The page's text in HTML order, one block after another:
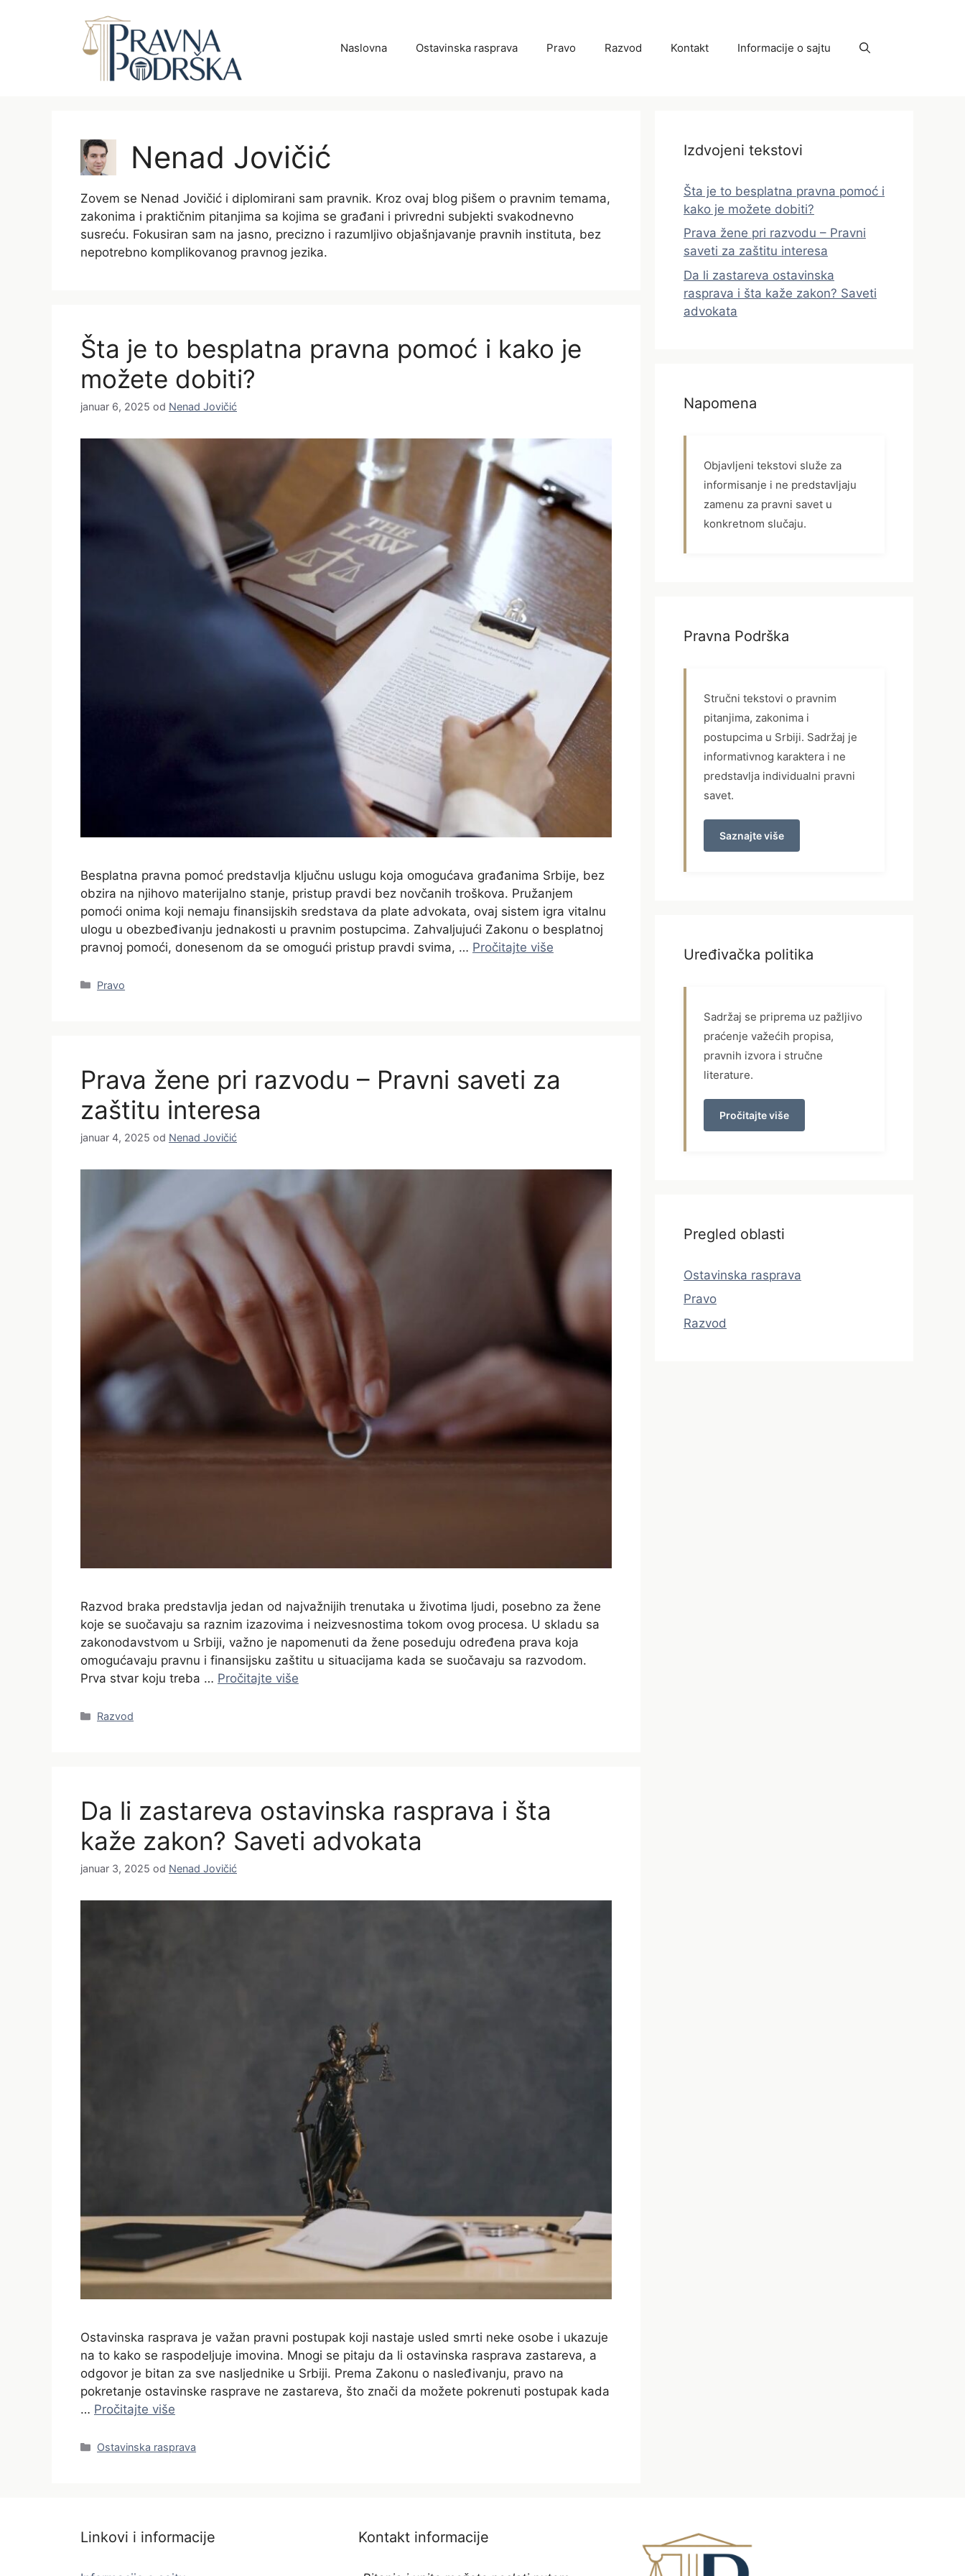
Naslovna Ostavinska rasprava Pravo Razvod Kontakt Informacije o sajtu
Nenad Jovičić
Zovem se Nenad Jovičić i diplomirani sam pravnik. Kroz ovaj blog pišem o pravnim temama,
zakonima i praktičnim pitanjima sa kojima se građani i privredni subjekti svakodnevno
susreću. Fokusiran sam na jasno, precizno i razumljivo objašnjavanje pravnih instituta, bez
nepotrebno komplikovanog pravnog jezika.
Šta je to besplatna pravna pomoć i kako je
možete dobiti?
januar 6, 2025 od Nenad Jovičić
Besplatna pravna pomoć predstavlja ključnu uslugu koja omogućava građanima Srbije, bez
obzira na njihovo materijalno stanje, pristup pravdi bez novčanih troškova. Pružanjem
pomoći onima koji nemaju finansijskih sredstava da plate advokata, ovaj sistem igra vitalnu
ulogu u obezbeđivanju jednakosti u pravnim postupcima. Zahvaljujući Zakonu o besplatnoj
pravnoj pomoći, donesenom da se omogući pristup pravdi svima, … Pročitajte više
Categories
Pravo
Prava žene pri razvodu – Pravni saveti za
zaštitu interesa
januar 4, 2025 od Nenad Jovičić
Razvod braka predstavlja jedan od najvažnijih trenutaka u životima ljudi, posebno za žene
koje se suočavaju sa raznim izazovima i neizvesnostima tokom ovog procesa. U skladu sa
zakonodavstvom u Srbiji, važno je napomenuti da žene poseduju određena prava koja
omogućavaju pravnu i finansijsku zaštitu u situacijama kada se suočavaju sa razvodom.
Prva stvar koju treba … Pročitajte više
Categories
Razvod
Da li zastareva ostavinska rasprava i šta
kaže zakon? Saveti advokata
januar 3, 2025 od Nenad Jovičić
Ostavinska rasprava je važan pravni postupak koji nastaje usled smrti neke osobe i ukazuje
na to kako se raspodeljuje imovina. Mnogi se pitaju da li ostavinska rasprava zastareva, a
odgovor je bitan za sve nasljednike u Srbiji. Prema Zakonu o nasleđivanju, pravo na
pokretanje ostavinske rasprave ne zastareva, što znači da možete pokrenuti postupak kada
… Pročitajte više
Categories
Ostavinska rasprava
Izdvojeni tekstovi
Šta je to besplatna pravna pomoć i
kako je možete dobiti?
Prava žene pri razvodu – Pravni
saveti za zaštitu interesa
Da li zastareva ostavinska
rasprava i šta kaže zakon? Saveti
advokata
Napomena
Objavljeni tekstovi služe za
informisanje i ne predstavljaju
zamenu za pravni savet u
konkretnom slučaju.
Pravna Podrška
Stručni tekstovi o pravnim
pitanjima, zakonima i
postupcima u Srbiji. Sadržaj je
informativnog karaktera i ne
predstavlja individualni pravni
savet.
Saznajte više
Uređivačka politika
Sadržaj se priprema uz pažljivo
praćenje važećih propisa,
pravnih izvora i stručne
literature.
Pročitajte više
Pregled oblasti
Ostavinska rasprava
Pravo
Razvod
Linkovi i informacije Kontakt informacije